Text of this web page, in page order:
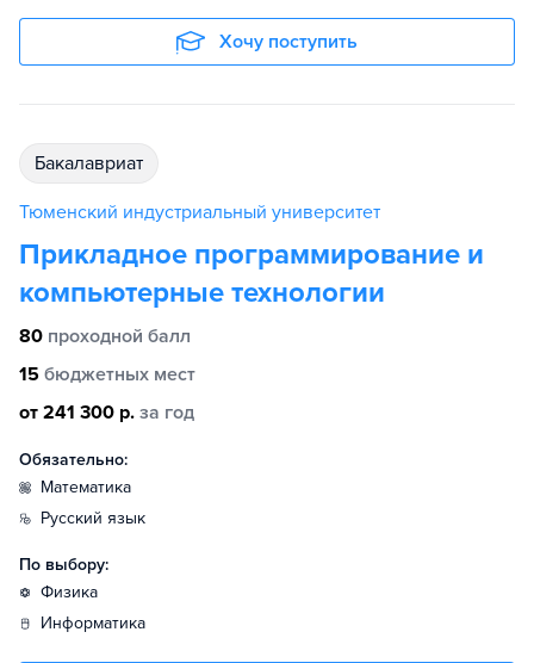
Хочу поступить
бакалавриат
Тюменский индустриальный университет
Прикладное программирование и
компьютерные технологии
80 проходной балл
15 бюджетных мест
от 241 300 р. за год
Обязательно:
математика
русский язык
По выбору:
физика
информатика